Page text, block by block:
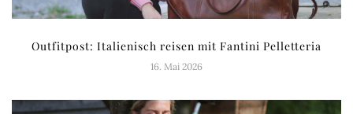
Outfitpost: Italienisch reisen mit Fantini Pelletteria
16. Mai 2026